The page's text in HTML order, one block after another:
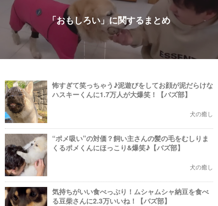
「おもしろい」に関するまとめ
怖すぎて笑っちゃう♪泥遊びをしてお顔が泥だらけな
ハスキーくんに1.7万人が大爆笑！【バズ部】
犬の癒し
“ポメ吸い”の対価？飼い主さんの髪の毛をむしりま
くるポメくんにほっこり&爆笑♪【バズ部】
犬の癒し
気持ちがいい食べっぷり！ムシャムシャ納豆を食べ
る豆柴さんに2.3万いいね！【バズ部】